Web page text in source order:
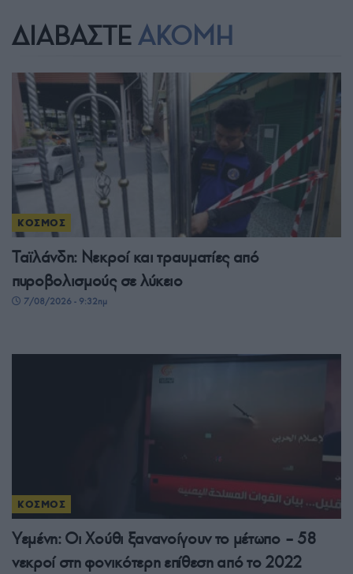
ΔΙΑΒΑΣΤΕ ΑΚΟΜΗ
ΚΟΣΜΟΣ
Ταϊλάνδη: Νεκροί και τραυματίες από
πυροβολισμούς σε λύκειο
7/08/2026 - 9:32πμ
ΚΟΣΜΟΣ
Υεμένη: Οι Χούθι ξανανοίγουν το μέτωπο – 58
νεκροί στη φονικότερη επίθεση από το 2022